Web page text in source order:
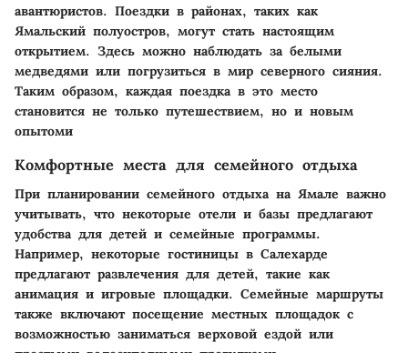
авантюристов. Поездки в районах, таких как
Ямальский полуостров, могут стать настоящим
открытием. Здесь можно наблюдать за белыми
медведями или погрузиться в мир северного сияния.
Таким образом, каждая поездка в это место
становится не только путешествием, но и новым
опытоми
Комфортные места для семейного отдыха
При планировании семейного отдыха на Ямале важно
учитывать, что некоторые отели и базы предлагают
удобства для детей и семейные программы.
Например, некоторые гостиницы в Салехарде
предлагают развлечения для детей, такие как
анимация и игровые площадки. Семейные маршруты
также включают посещение местных площадок с
возможностью заниматься верховой ездой или